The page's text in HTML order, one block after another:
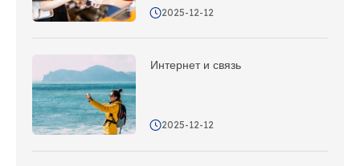
2025-12-12
Интернет и связь
2025-12-12